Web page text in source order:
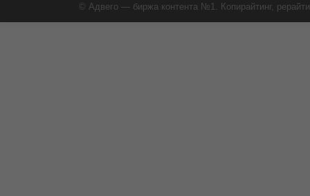
© Адвего — биржа контента №1. Копирайтинг,